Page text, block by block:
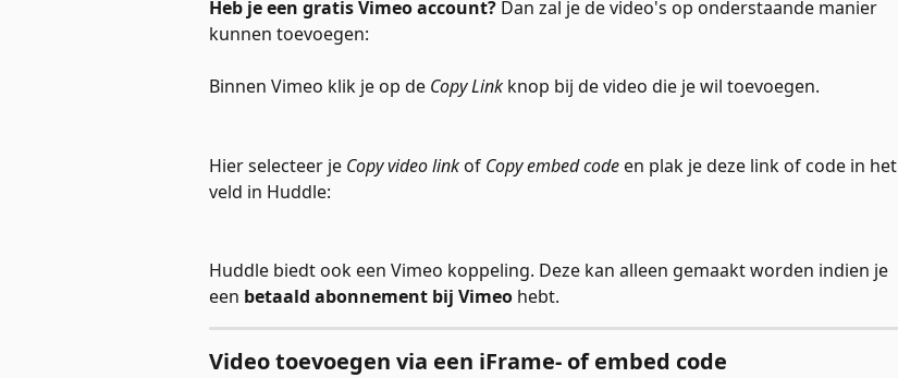
Heb je een gratis Vimeo account? Dan zal je de video's op onderstaande manier
kunnen toevoegen:
Binnen Vimeo klik je op de Copy Link knop bij de video die je wil toevoegen.
Hier selecteer je Copy video link of Copy embed code en plak je deze link of code in het
veld in Huddle:
Huddle biedt ook een Vimeo koppeling. Deze kan alleen gemaakt worden indien je
een betaald abonnement bij Vimeo hebt.
Video toevoegen via een iFrame- of embed code